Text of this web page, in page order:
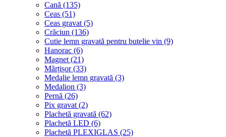
Cană (135)
Ceas (51)
Ceas gravat (5)
Crăciun (136)
Cutie lemn gravată pentru butelie vin (9)
Hanorac (6)
Magnet (21)
Mărțișor (33)
Medalie lemn gravată (3)
Medalion (3)
Pernă (26)
Pix gravat (2)
Plachetă gravată (62)
Plachetă LED (6)
Plachetă PLEXIGLAS (25)